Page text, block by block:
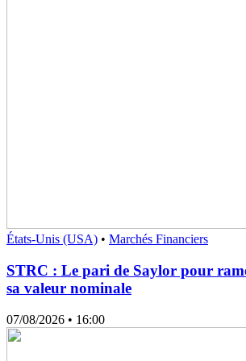
États-Unis (USA) • Marchés Financiers
STRC : Le pari de Saylor pour
sa valeur nominale
07/08/2026 • 16:00